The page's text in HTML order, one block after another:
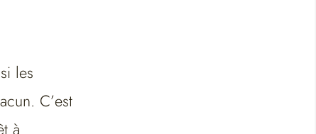
les
C’est
à